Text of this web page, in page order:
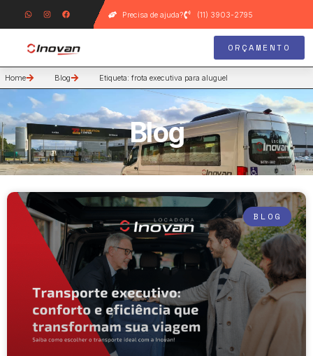
Precisa de ajuda? (11) 3903-2795
ORÇAMENTO
Home Blog Etiqueta: frota executiva para aluguel
Blog
BLOG